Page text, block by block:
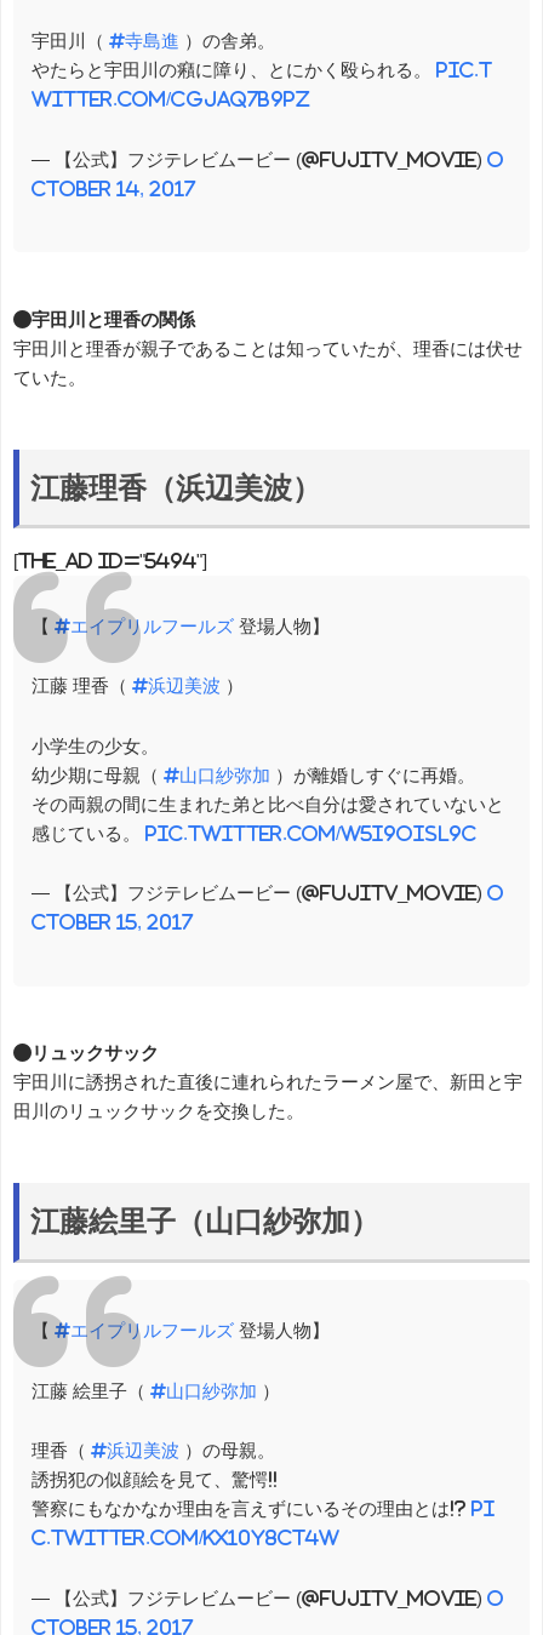
宇田川（ #寺島進 ）の舎弟。
やたらと宇田川の癪に障り、とにかく殴られる。 pic.t
witter.com/cGjaq7B9pZ
— 【公式】フジテレビムービー (@fujitv_movie) O
ctober 14, 2017
●宇田川と理香の関係
宇田川と理香が親子であることは知っていたが、理香には伏せ
ていた。
江藤理香（浜辺美波）
[the_ad id="5494"]
【 #エイプリルフールズ 登場人物】
江藤 理香（ #浜辺美波 ）
小学生の少女。
幼少期に母親（ #山口紗弥加 ）が離婚しすぐに再婚。
その両親の間に生まれた弟と比べ自分は愛されていないと
感じている。 pic.twitter.com/w5I9oIsl9c
— 【公式】フジテレビムービー (@fujitv_movie) O
ctober 15, 2017
●リュックサック
宇田川に誘拐された直後に連れられたラーメン屋で、新田と宇
田川のリュックサックを交換した。
江藤絵里子（山口紗弥加）
【 #エイプリルフールズ 登場人物】
江藤 絵里子（ #山口紗弥加 ）
理香（ #浜辺美波 ）の母親。
誘拐犯の似顔絵を見て、驚愕!!
警察にもなかなか理由を言えずにいるその理由とは!? pi
c.twitter.com/kx10Y8ct4W
— 【公式】フジテレビムービー (@fujitv_movie) O
ctober 15, 2017